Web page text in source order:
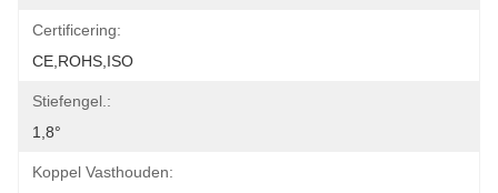
Certificering:
CE,ROHS,ISO
Stiefengel.:
1,8°
Koppel Vasthouden: